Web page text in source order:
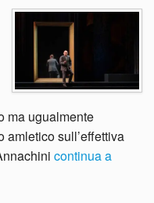
ma ugualmente
amletico sull’effettiva
continua a